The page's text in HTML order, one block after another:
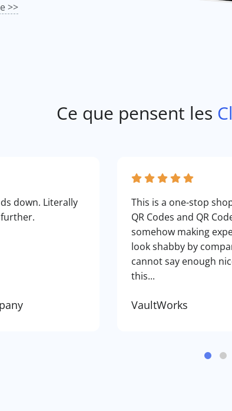
>>
Ce que pensent les
down. Literally
This is a one-stop
QR Codes and QR
somehow making
look shabby by
cannot say enough
this...
VaultWorks